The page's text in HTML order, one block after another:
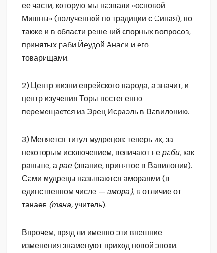
ее части, которую мы назвали «основой
Мишны» (полученной по традиции с Синая), но
также и в области решений спорных вопросов,
принятых раби Йеудой Анаси и его
товарищами.
2) Центр жизни еврейского народа, а значит, и
центр изучения Торы постепенно
перемещается из Эрец Исраэль в Вавилонию.
3) Меняется титул мудрецов: теперь их, за
некоторым исключением, величают нераби, как
раньше, арае(звание, принятое в Вавилонии).
Сами мудрецы называются амораями (в
единственном числе — амора), в отличие от
танаев (тана,учитель).
Впрочем, вряд ли именно эти внешние
изменения знаменуют приход новой эпохи.